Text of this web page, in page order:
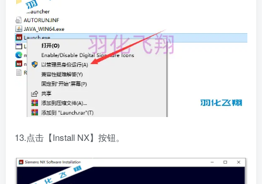
13.点击【Install NX】按钮。